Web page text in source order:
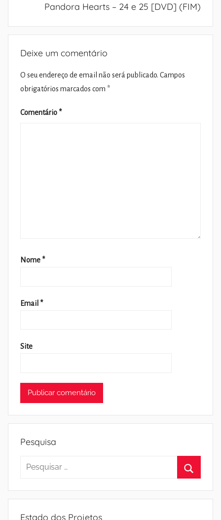
Pandora Hearts – 24 e 25 [DVD] (FIM)
Deixe um comentário
O seu endereço de email não será publicado. Campos
obrigatórios marcados com *
Comentário *
Nome *
Email *
Site
Pesquisa
Pesquisar
Estado dos Projetos